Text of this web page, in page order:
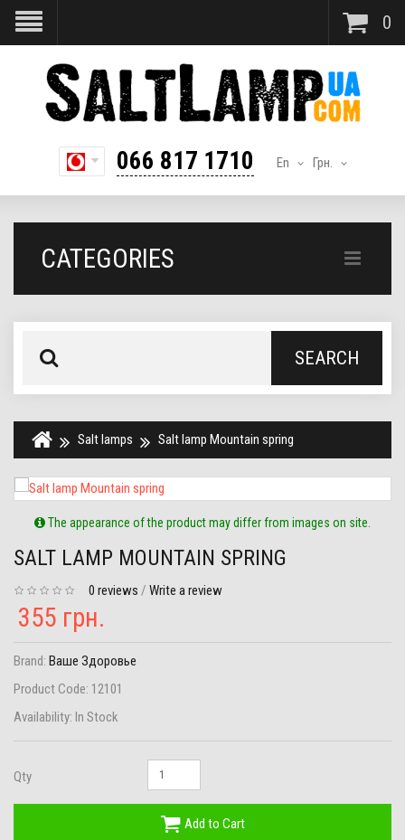
0
Грн.
En
066 817 1710
CATEGORIES
SEARCH
Salt lamps Salt lamp Mountain spring
The appearance of the product may differ from images on site.
SALT LAMP MOUNTAIN SPRING
0 reviews / Write a review
355 грн.
Brand: Ваше Здоровье
Product Code: 12101
Availability: In Stock
Qty
Add to Cart